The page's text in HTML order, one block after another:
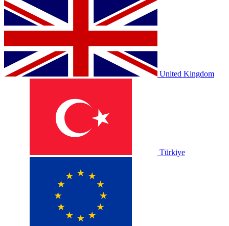
United Kingdom
Türkiye